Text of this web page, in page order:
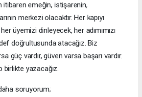
itibaren emeğin, istişarenin,
merkezi olacaktır. Her kapıyı
üyemizi dinleyecek, her adımımızı
doğrultusunda atacağız. Biz
güç vardır, güven varsa başarı vardır.
birlikte yazacağız.
soruyorum;